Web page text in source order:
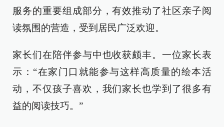
服务的重要组成部分，有效推动了社区亲子阅
读氛围的营造，受到居民广泛欢迎。
家长们在陪伴参与中也收获颇丰。一位家长表
示：“在家门口就能参与这样高质量的绘本活
动，不仅孩子喜欢，我们家长也学到了很多有
益的阅读技巧。”